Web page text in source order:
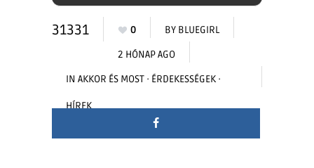
31331 0 BY BLUEGIRL
2 HÓNAP AGO
IN AKKOR ÉS MOST · ÉRDEKESSÉGEK ·
HÍREK